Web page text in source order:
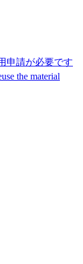
申請が必要です
the material